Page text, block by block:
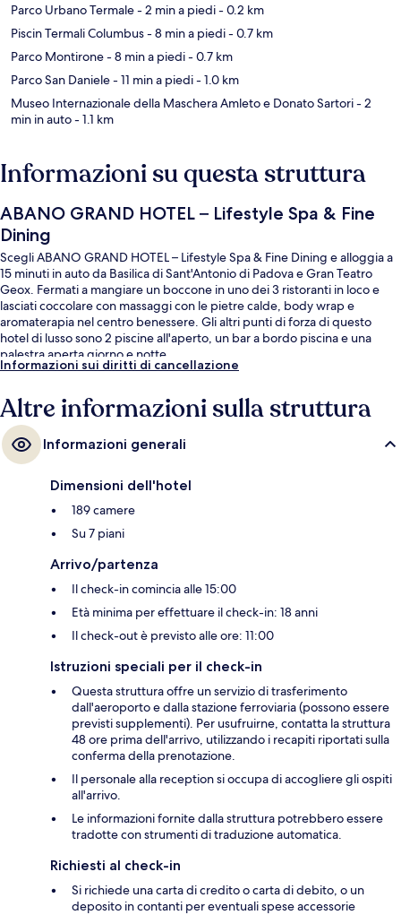
Parco Urbano Termale- 2 min a piedi- 0.2 km
Piscin Termali Columbus- 8 min a piedi- 0.7 km
Parco Montirone- 8 min a piedi- 0.7 km
Parco San Daniele- 11 min a piedi- 1.0 km
Museo Internazionale della Maschera Amleto e Donato Sartori- 2
min in auto- 1.1 km
Informazioni su questa struttura
ABANO GRAND HOTEL – Lifestyle Spa & Fine
Dining
Scegli ABANO GRAND HOTEL – Lifestyle Spa & Fine Dining e alloggia a
15 minuti in auto da Basilica di Sant'Antonio di Padova e Gran Teatro
Geox. Fermati a mangiare un boccone in uno dei 3 ristoranti in loco e
lasciati coccolare con massaggi con le pietre calde, body wrap e
aromaterapia nel centro benessere. Gli altri punti di forza di questo
hotel di lusso sono 2 piscine all'aperto, un bar a bordo piscina e una
palestra aperta giorno e notte.
Informazioni sui diritti di cancellazione
Altre informazioni sulla struttura
Informazioni generali
Dimensioni dell'hotel
189 camere
Su 7 piani
Arrivo/partenza
Il check-in comincia alle 15:00
Età minima per effettuare il check-in: 18 anni
Il check-out è previsto alle ore: 11:00
Istruzioni speciali per il check-in
Questa struttura offre un servizio di trasferimento
dall'aeroporto e dalla stazione ferroviaria (possono essere
previsti supplementi). Per usufruirne, contatta la struttura
48 ore prima dell'arrivo, utilizzando i recapiti riportati sulla
conferma della prenotazione.
Il personale alla reception si occupa di accogliere gli ospiti
all'arrivo.
Le informazioni fornite dalla struttura potrebbero essere
tradotte con strumenti di traduzione automatica.
Richiesti al check-in
Si richiede una carta di credito o carta di debito, o un
deposito in contanti per eventuali spese accessorie